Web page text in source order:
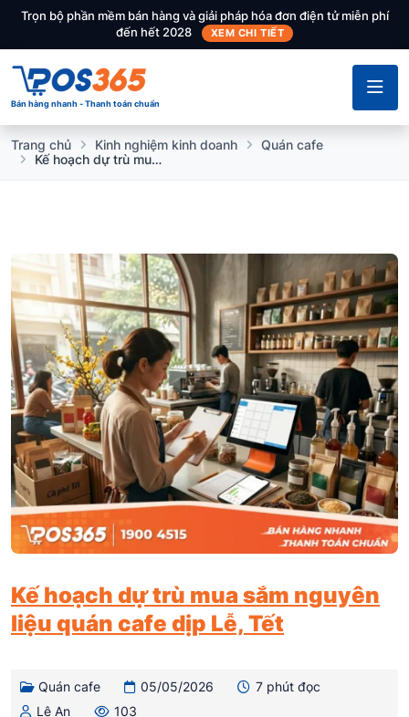
Trọn bộ phần mềm bán hàng và giải pháp hóa đơn điện tử miễn phí
đến hết 2028
XEM CHI TIẾT
Bán hàng nhanh - Thanh toán chuẩn
Trang chủ Kinh nghiệm kinh doanh
Quán cafe
Kế hoạch dự trù mua sắm nguyên liệu quán cafe dịp Lễ, Tết
Kế hoạch dự trù mua sắm nguyên
liệu quán cafe dịp Lễ, Tết
Quán cafe 05/05/2026
7 phút đọc
Lê An
103